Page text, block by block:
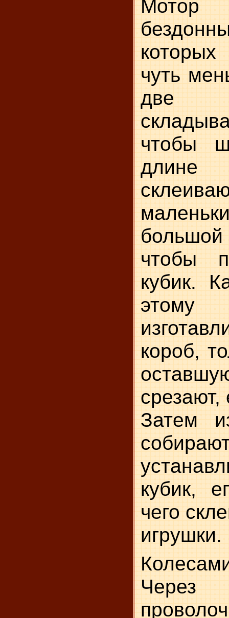
Мотор
чуть
две
чтобы
длине
чтобы
кубик.
короб,
Затем
кубик,
чего
игрушки.
Через